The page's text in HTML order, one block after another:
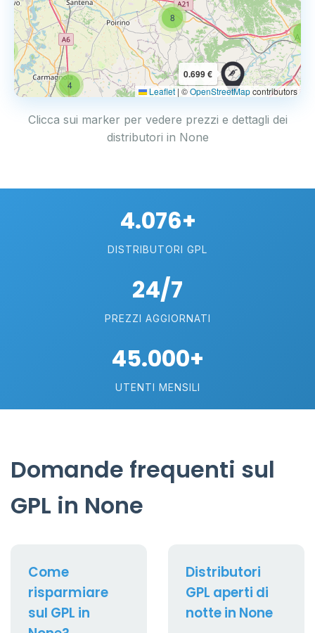
4
8
0.699 €
Leaflet | ©OpenStreetMapcontributors
Clicca sui marker per vedere prezzi e dettagli dei
distributori in None
4.076+
DISTRIBUTORI GPL
24/7
PREZZI AGGIORNATI
45.000+
UTENTI MENSILI
Domande frequenti sul
GPL in None
Come
risparmiare
sul GPL in
Distributori
GPL aperti di
notte in None